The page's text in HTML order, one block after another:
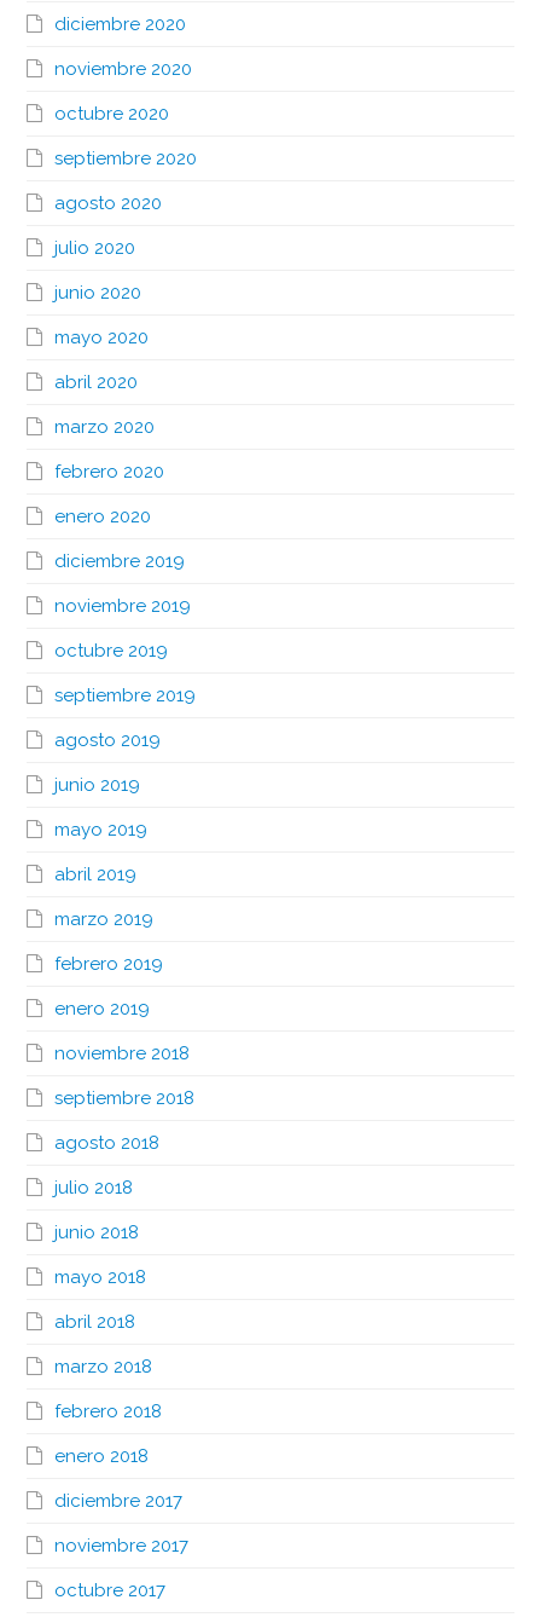
diciembre 2020
noviembre 2020
octubre 2020
septiembre 2020
agosto 2020
julio 2020
junio 2020
mayo 2020
abril 2020
marzo 2020
febrero 2020
enero 2020
diciembre 2019
noviembre 2019
octubre 2019
septiembre 2019
agosto 2019
junio 2019
mayo 2019
abril 2019
marzo 2019
febrero 2019
enero 2019
noviembre 2018
septiembre 2018
agosto 2018
julio 2018
junio 2018
mayo 2018
abril 2018
marzo 2018
febrero 2018
enero 2018
diciembre 2017
noviembre 2017
octubre 2017